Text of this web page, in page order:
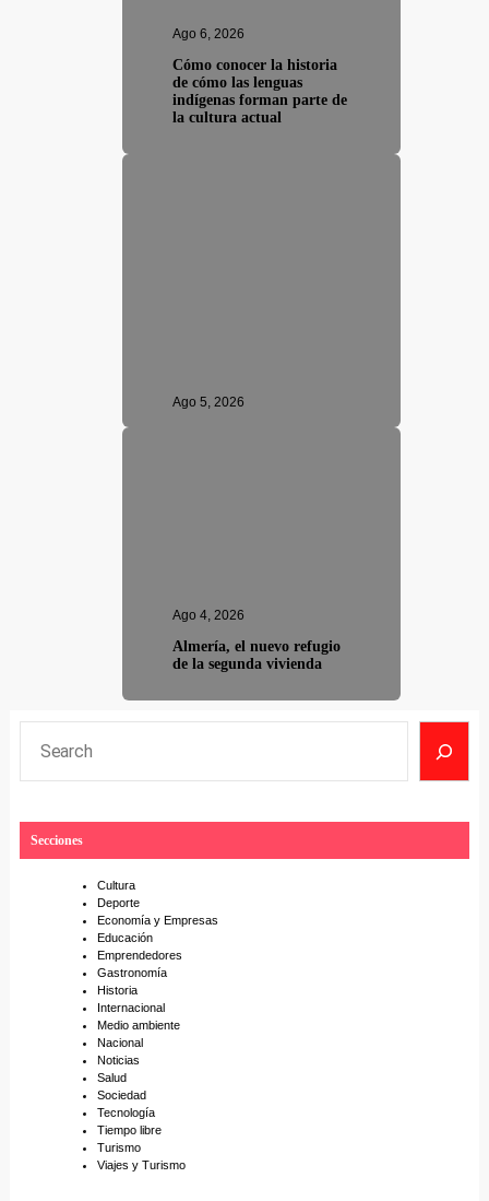
Ago 6, 2026
Cómo conocer la historia
de cómo las lenguas
indígenas forman parte de
la cultura actual
Ago 5, 2026
Ago 4, 2026
Almería, el nuevo refugio
de la segunda vivienda
Secciones
Cultura
Deporte
Economía y Empresas
Educación
Emprendedores
Gastronomía
Historia
Internacional
Medio ambiente
Nacional
Noticias
Salud
Sociedad
Tecnología
Tiempo libre
Turismo
Viajes y Turismo